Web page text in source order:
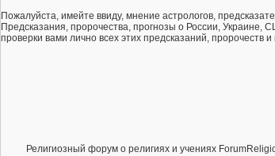
Пожалуйста, имейте ввиду, мнение астрологов,
Предсказания, пророчества, прогнозы о России,
проверки вами лично всех этих предсказаний, пророчеств и
Религиозный форум о религиях и учениях